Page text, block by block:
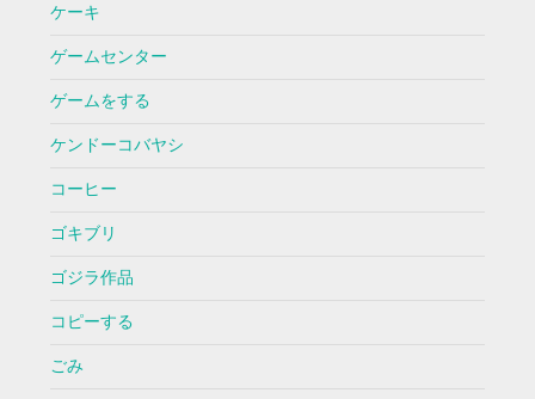
ケーキ
ゲームセンター
ゲームをする
ケンドーコバヤシ
コーヒー
ゴキブリ
ゴジラ作品
コピーする
ごみ